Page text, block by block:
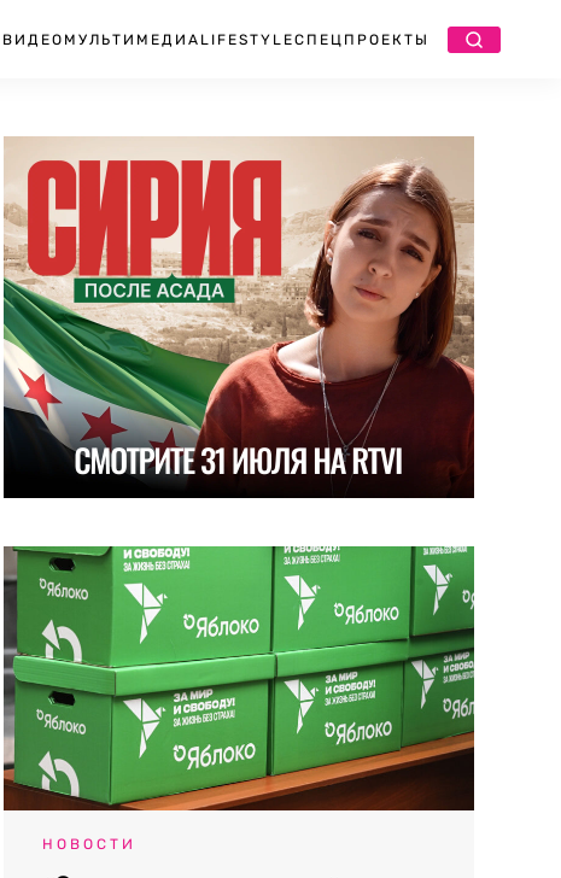
ВИДЕО МУЛЬТИМЕДИА LIFESTYLEСПЕЦПРОЕКТЫ
НОВОСТИ